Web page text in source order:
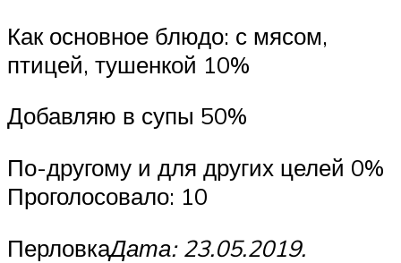
Как основное блюдо: с мясом,
птицей, тушенкой 10%
Добавляю в супы 50%
По-другому и для других целей 0%
Проголосовало: 10
ПерловкаДата: 23.05.2019.